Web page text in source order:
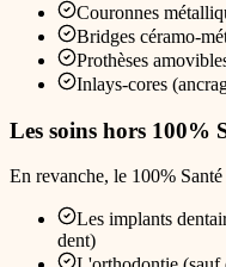
Couronnes
Bridges céramo-
Prothèses
Inlays-cores
Les soins hors 100%
En revanche, le 100%
Les implants
dent)